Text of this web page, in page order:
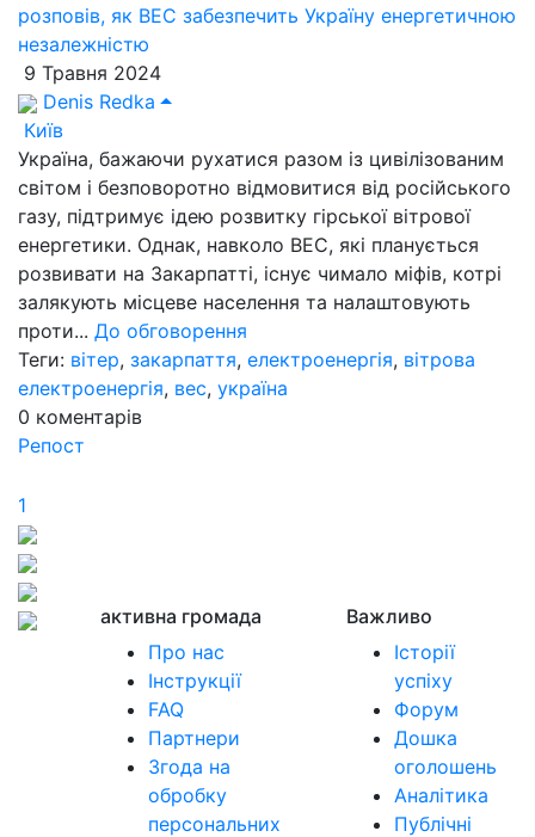
розповів, як ВЕС забезпечить Україну енергетичною
незалежністю
9 Травня 2024
Denis Redka
Київ
Україна, бажаючи рухатися разом із цивілізованим
світом і безповоротно відмовитися від російського
газу, підтримує ідею розвитку гірської вітрової
енергетики. Однак, навколо ВЕС, які планується
розвивати на Закарпатті, існує чимало міфів, котрі
залякують місцеве населення та налаштовують
проти... До обговорення
Теги: вітер, закарпаття, електроенергія, вітрова
електроенергія, вес, україна
0 коментарів
Репост
1
активна громада
Про нас
Інструкції
FAQ
Партнери
Згода на
обробку
персональних
Важливо
Історії
успіху
Форум
Дошка
оголошень
Аналітика
Публічні